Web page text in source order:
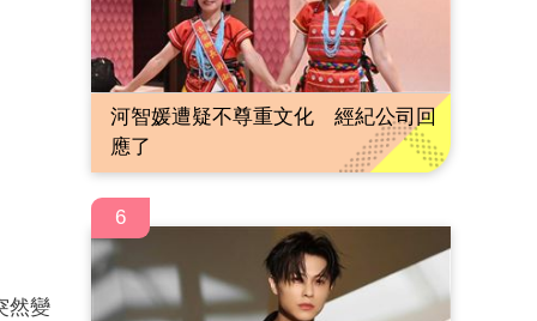
然變
河智媛遭疑不尊重文化 經紀公司回
應了
6